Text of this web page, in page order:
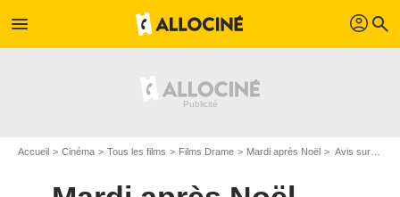
menu profil search
Accueil Cinéma Tous les films Films Drame Mardi après Noël Avis sur Mardi après Noël